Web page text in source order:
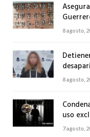
8 agosto,
8 agosto,
uso
7 agosto,